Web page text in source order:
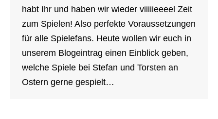
habt Ihr und haben wir wieder viiiiieeeel Zeit
zum Spielen! Also perfekte Voraussetzungen
für alle Spielefans. Heute wollen wir euch in
unserem Blogeintrag einen Einblick geben,
welche Spiele bei Stefan und Torsten an
Ostern gerne gespielt…